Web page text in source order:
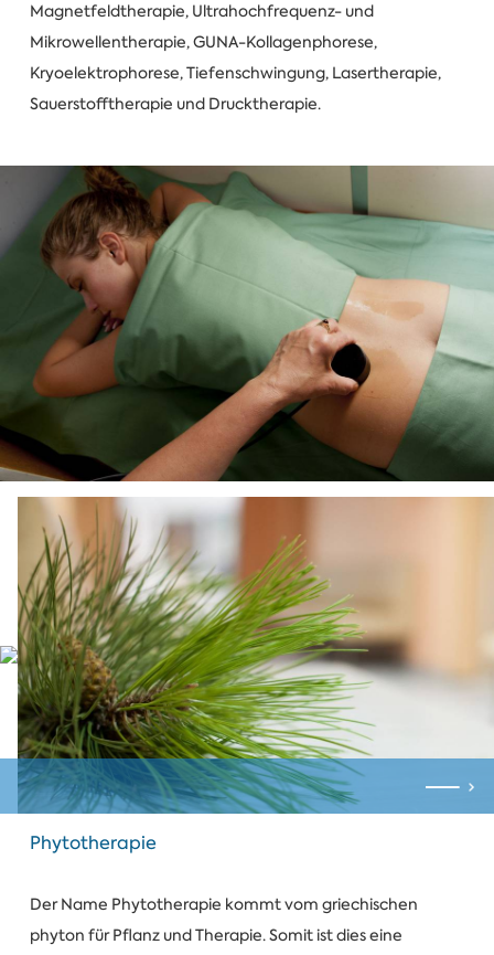
Magnetfeldtherapie, Ultrahochfrequenz- und
Mikrowellentherapie, GUNA-Kollagenphorese,
Kryoelektrophorese, Tiefenschwingung, Lasertherapie,
Sauerstofftherapie und Drucktherapie.
Phytotherapie
Der Name Phytotherapie kommt vom griechischen
phyton für Pflanz und Therapie. Somit ist dies eine